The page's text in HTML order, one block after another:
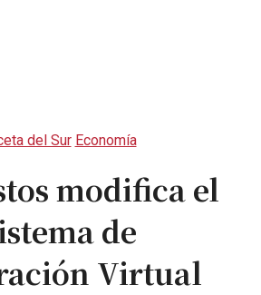
del Sur Economía
modifica el
de
Virtual